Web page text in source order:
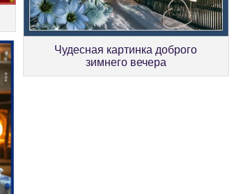
Чудесная картинка доброго
зимнего вечера